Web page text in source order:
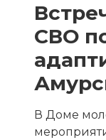
СВО
В Доме